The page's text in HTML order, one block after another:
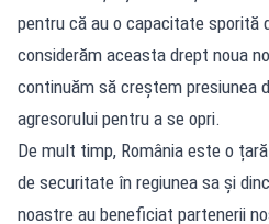
pentru că au o capacitate sporită
considerăm aceasta drept noua
continuăm să creștem presiunea
agresorului pentru a se opri.
De mult timp, România este o
de securitate în regiunea sa și
noastre au beneficiat partenerii